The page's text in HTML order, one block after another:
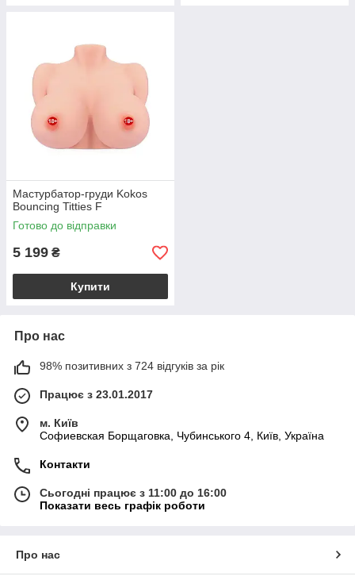
Мастурбатор-груди Kokos
Bouncing Titties F
Готово до відправки
5 199 ₴
Купити
Про нас
98% позитивних з 724 відгуків за рік
Працює з 23.01.2017
м. Київ
Софиевская Борщаговка, Чубинського 4, Київ, Україна
Контакти
Сьогодні працює з 11:00 до 16:00
Показати весь графік роботи
Про нас